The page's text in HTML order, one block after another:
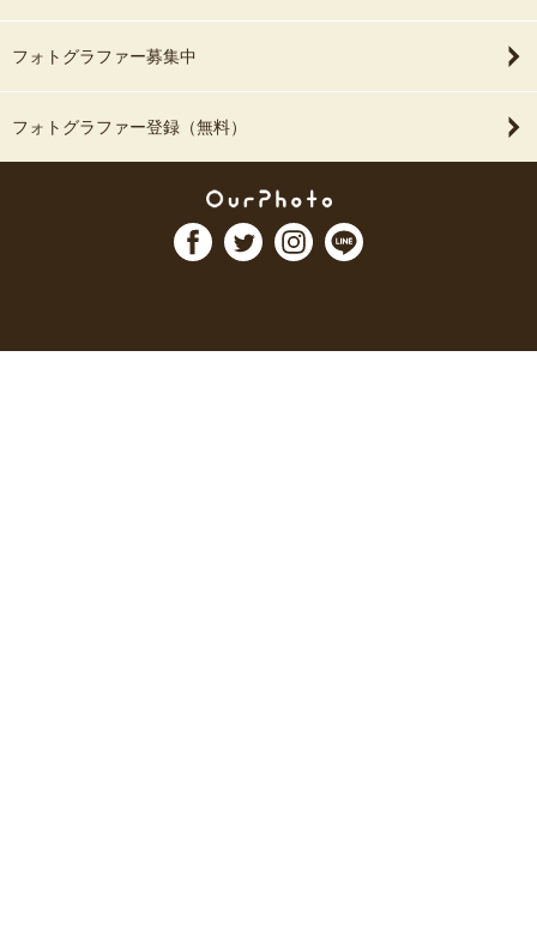
フォトグラファー募集中
フォトグラファー登録（無料）